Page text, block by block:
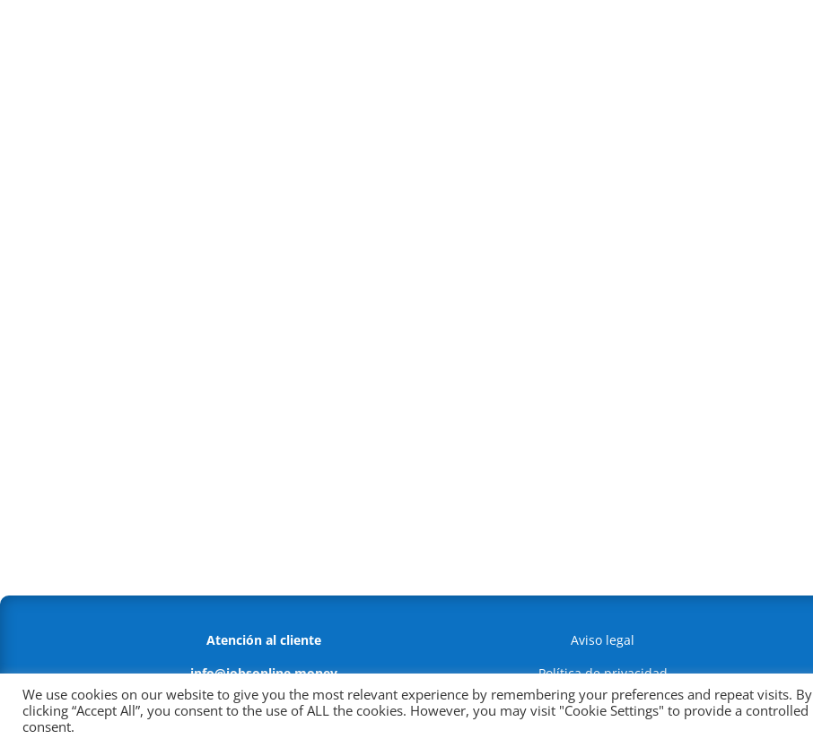
Atención al cliente
info@jobsonline.money
Política antifraude
Aviso legal
Política de privacidad
Política de Cookies
We use cookies on our website to give you the most relevant experience by remembering your preferences and repeat visits. By
clicking “Accept All”, you consent to the use of ALL the cookies. However, you may visit "Cookie Settings" to provide a controlled
consent.